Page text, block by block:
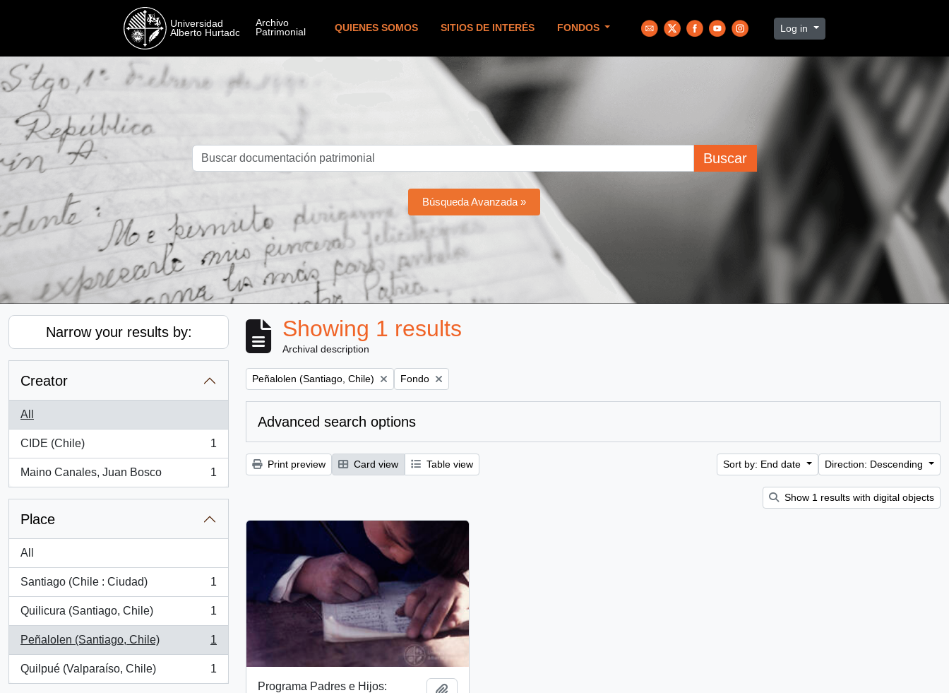
QUIENES SOMOS SITIOS DE INTERÉS FONDOS Log in
Buscar
Búsqueda Avanzada »
Narrow your results by:
Creator
All
CIDE (Chile)
, 1 results
1
Maino Canales, Juan Bosco
, 1 results
1
Place
All
Santiago (Chile : Ciudad)
, 1 results
1
Quilicura (Santiago, Chile)
, 1 results
1
Peñalolen (Santiago, Chile)
, 1 results
1
Quilpué (Valparaíso, Chile)
, 1 results
1
Showing 1 results
Archival description
Remove filter:
Peñalolen (Santiago, Chile) Remove filter:
Fondo
Advanced search options
Print preview Card view Table view Sort by: End date Direction: Descending
Show 1 results with digital objects
Programa Padres e Hijos: